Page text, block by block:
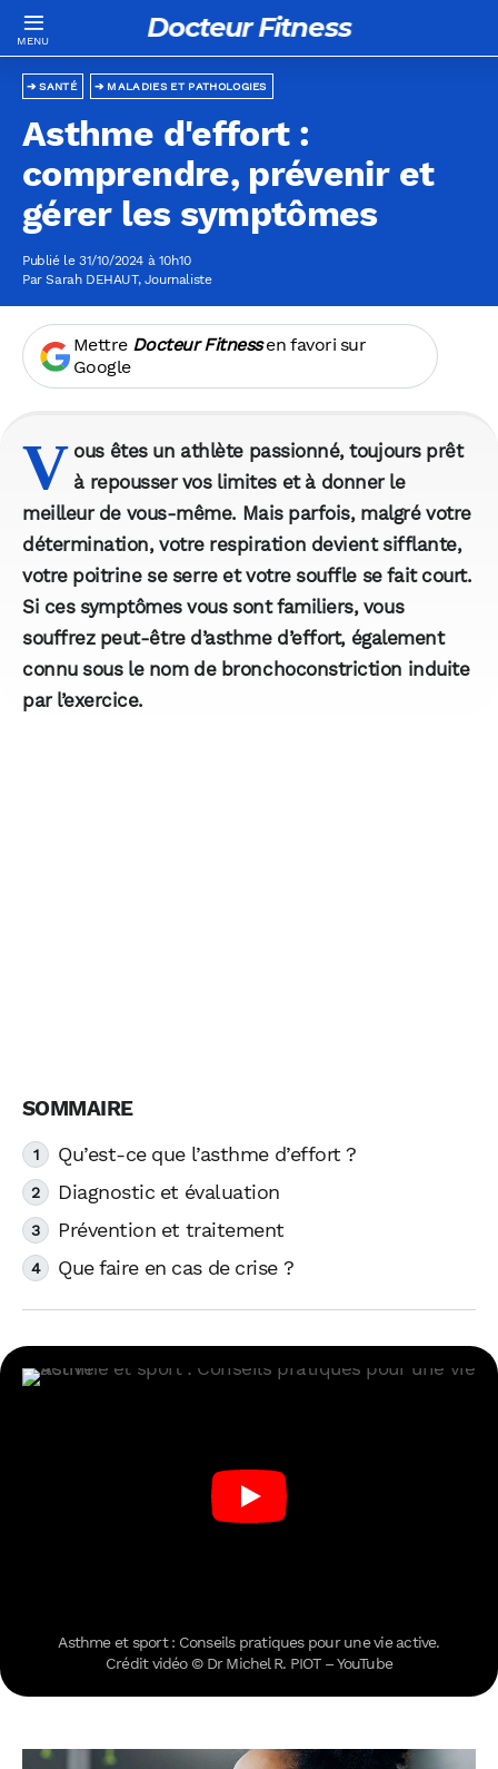
Docteur Fitness
MALADIES ET PATHOLOGIES
SANTÉ
Asthme d'effort :
comprendre, prévenir et
gérer les symptômes
Publié le 31/10/2024 à 10h10
ParSarah DEHAUT, Journaliste
Mettre Docteur Fitnessen favori sur
Google
V ous êtes un athlète passionné, toujours prêt
à repousser vos limites et à donner le
meilleur de vous-même. Mais parfois, malgré votre
détermination, votre respiration devient sifflante,
votre poitrine se serre et votre souffle se fait court.
Si ces symptômes vous sont familiers, vous
souffrez peut-être d’asthme d’effort, également
connu sous le nom de bronchoconstriction induite
par l’exercice.
Qu’est-ce que l’asthme d’effort ?
Diagnostic et évaluation
Prévention et traitement
Que faire en cas de crise ?
Asthme et sport : Conseils pratiques pour une vie active.
Crédit vidéo © Dr Michel R. PIOT – YouTube